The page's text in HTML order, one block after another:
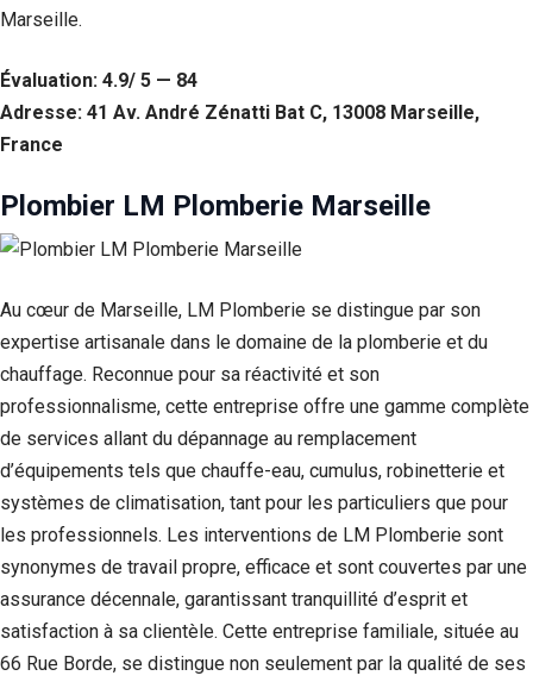
Marseille.
Évaluation: 4.9/ 5 — 84
Adresse: 41 Av. André Zénatti Bat C, 13008 Marseille,
France
Plombier LM Plomberie Marseille
Au cœur de Marseille, LM Plomberie se distingue par son
expertise artisanale dans le domaine de la plomberie et du
chauffage. Reconnue pour sa réactivité et son
professionnalisme, cette entreprise offre une gamme complète
de services allant du dépannage au remplacement
d’équipements tels que chauffe-eau, cumulus, robinetterie et
systèmes de climatisation, tant pour les particuliers que pour
les professionnels. Les interventions de LM Plomberie sont
synonymes de travail propre, efficace et sont couvertes par une
assurance décennale, garantissant tranquillité d’esprit et
satisfaction à sa clientèle. Cette entreprise familiale, située au
66 Rue Borde, se distingue non seulement par la qualité de ses